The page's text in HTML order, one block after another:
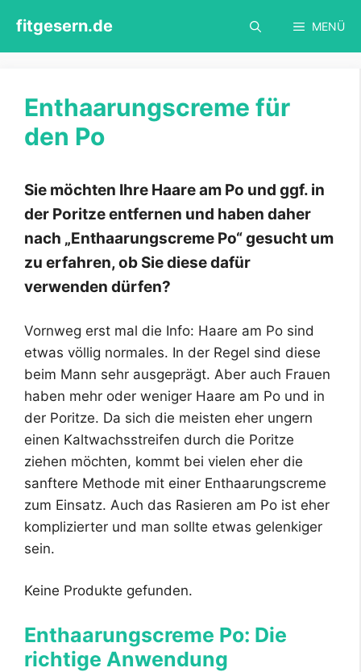
Inhalt
springen
fitgesern.de MENÜ
Enthaarungscreme für
den Po
Sie möchten Ihre Haare am Po und ggf. in
der Poritze entfernen und haben daher
nach „Enthaarungscreme Po“ gesucht um
zu erfahren, ob Sie diese dafür
verwenden dürfen?
Vornweg erst mal die Info: Haare am Po sind
etwas völlig normales. In der Regel sind diese
beim Mann sehr ausgeprägt. Aber auch Frauen
haben mehr oder weniger Haare am Po und in
der Poritze. Da sich die meisten eher ungern
einen Kaltwachsstreifen durch die Poritze
ziehen möchten, kommt bei vielen eher die
sanftere Methode mit einer Enthaarungscreme
zum Einsatz. Auch das Rasieren am Po ist eher
komplizierter und man sollte etwas gelenkiger
sein.
Keine Produkte gefunden.
Enthaarungscreme Po: Die
richtige Anwendung